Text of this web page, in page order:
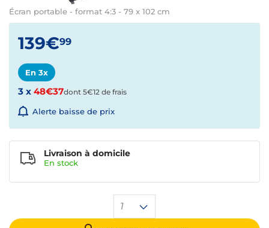
Écran portable - format 4:3 - 79 x 102 cm
139€99
En 3x
3 x 48€37dont 5€12 de frais
Alerte baisse de prix
1
Livraison à domicile
En stock